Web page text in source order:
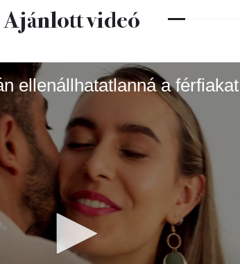
Ajánlott videó
ellenállhatatlanná a férfiakat